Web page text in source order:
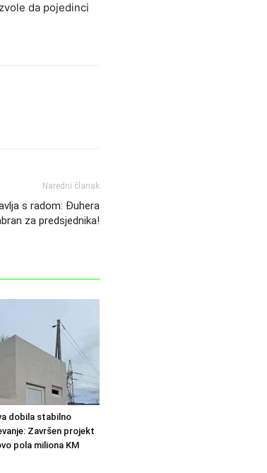
da pojedinci
Naredni članak
s radom: Đuhera
za predsjednika!
dobila stabilno
Završen projekt
pola miliona KM